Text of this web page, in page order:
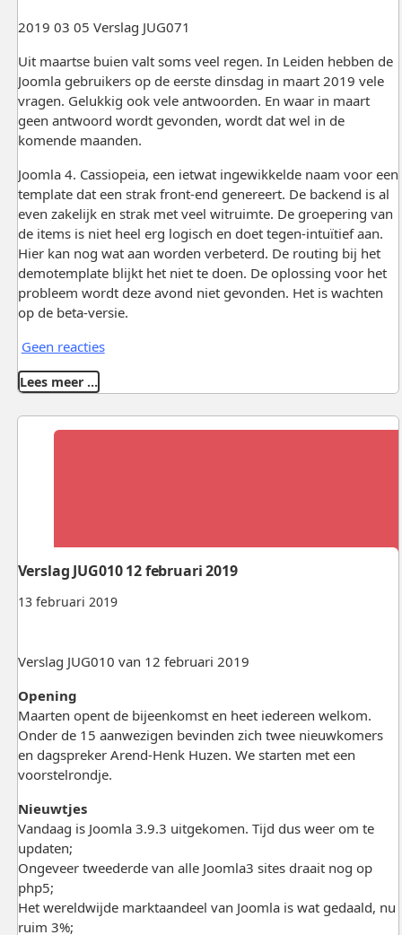
2019 03 05 Verslag JUG071
Uit maartse buien valt soms veel regen. In Leiden hebben de
Joomla gebruikers op de eerste dinsdag in maart 2019 vele
vragen. Gelukkig ook vele antwoorden. En waar in maart
geen antwoord wordt gevonden, wordt dat wel in de
komende maanden.
Joomla 4. Cassiopeia, een ietwat ingewikkelde naam voor een
template dat een strak front-end genereert. De backend is al
even zakelijk en strak met veel witruimte. De groepering van
de items is niet heel erg logisch en doet tegen-intuïtief aan.
Hier kan nog wat aan worden verbeterd. De routing bij het
demotemplate blijkt het niet te doen. De oplossing voor het
probleem wordt deze avond niet gevonden. Het is wachten
op de beta-versie.
Geen reacties
Lees meer …
13 februari 2019
Verslag JUG010 12 februari 2019
Verslag JUG010 van 12 februari 2019
Opening
Maarten opent de bijeenkomst en heet iedereen welkom.
Onder de 15 aanwezigen bevinden zich twee nieuwkomers
en dagspreker Arend-Henk Huzen. We starten met een
voorstelrondje.
Nieuwtjes
Vandaag is Joomla 3.9.3 uitgekomen. Tijd dus weer om te
updaten;
Ongeveer tweederde van alle Joomla3 sites draait nog op
php5;
Het wereldwijde marktaandeel van Joomla is wat gedaald, nu
ruim 3%;